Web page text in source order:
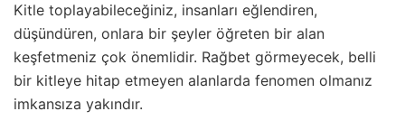
Kitle toplayabileceğiniz, insanları eğlendiren,
düşündüren, onlara bir şeyler öğreten bir alan
keşfetmeniz çok önemlidir. Rağbet görmeyecek, belli
bir kitleye hitap etmeyen alanlarda fenomen olmanız
imkansıza yakındır.